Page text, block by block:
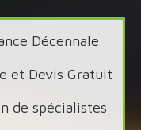
Décennale
et Devis Gratuit
de spécialistes